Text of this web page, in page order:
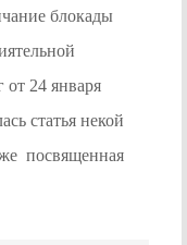
блокады
от 24 января
статья некой
посвященная